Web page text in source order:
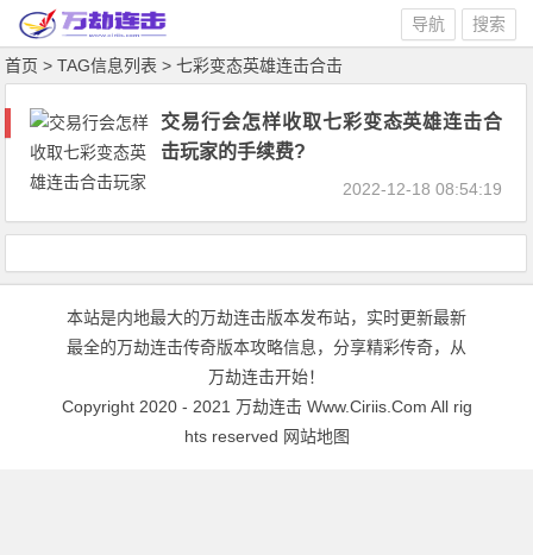
搜索
导航
首页 > TAG信息列表 > 七彩变态英雄连击合击
交易行会怎样收取七彩变态英雄连击合
击玩家的手续费?
2022-12-18 08:54:19
本站是内地最大的万劫连击版本发布站，实时更新最新
最全的万劫连击传奇版本攻略信息，分享精彩传奇，从
万劫连击开始！
Copyright 2020 - 2021 万劫连击 Www.Ciriis.Com All rig
hts reserved 网站地图